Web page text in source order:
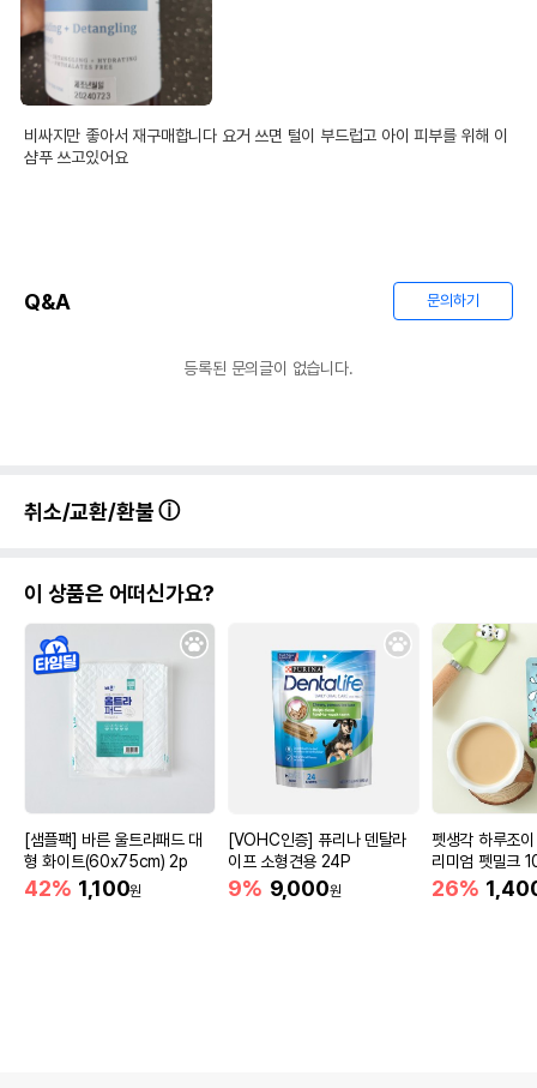
비싸지만 좋아서 재구매합니다 요거 쓰면 털이 부드럽고 아이 피부를 위해 이
샴푸 쓰고있어요
Q&A 문의하기
등록된 문의글이 없습니다.
취소/교환/환불
이 상품은 어떠신가요?
[샘플팩] 바른 울트라패드 대
형 화이트(60x75cm) 2p
42% 1,100원
[VOHC인증] 퓨리나 덴탈라
이프 소형견용 24P
9% 9,000원
펫생각 하루조
리미엄 펫밀크
26%